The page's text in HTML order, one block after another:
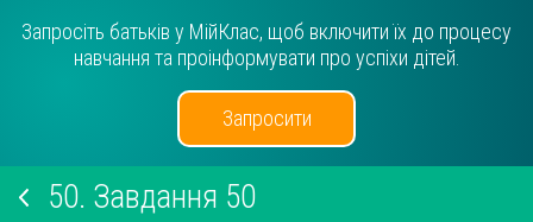
Запросіть батьків у МійКлас, щоб включити їх до процесу
навчання та проінформувати про успіхи дітей.
Запросити
50. Завдання 50